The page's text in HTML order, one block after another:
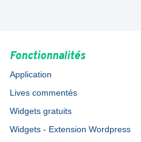
Fonctionnalités
Application
Lives commentés
Widgets gratuits
Widgets - Extension Wordpress